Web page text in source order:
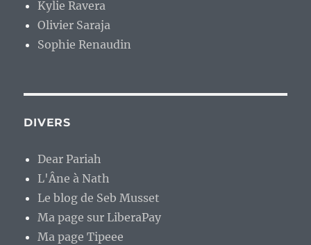
Kylie Ravera
Olivier Saraja
Sophie Renaudin
DIVERS
Dear Pariah
L'Âne à Nath
Le blog de Seb Musset
Ma page sur LiberaPay
Ma page Tipeee